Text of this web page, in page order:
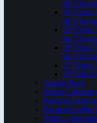
del
30ª Fiesta
del
29ª Fiesta
del
28ª Fiesta
del
27ª Fiesta
26ª
Taragüi Rock
Juegos
Festival
Encuentro
ArteCo.